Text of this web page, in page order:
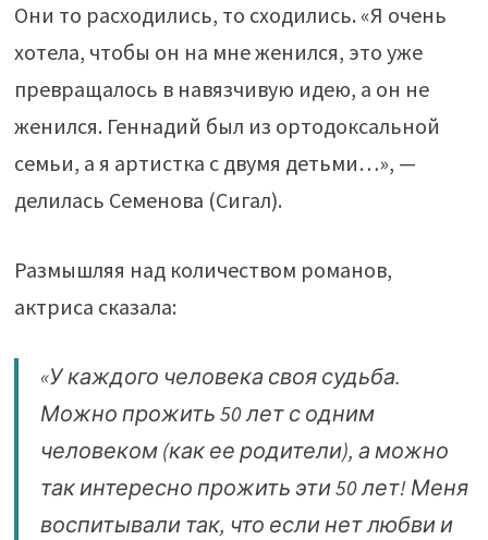
Они то расходились, то сходились. «Я очень
хотела, чтобы он на мне женился, это уже
превращалось в навязчивую идею, а он не
женился. Геннадий был из ортодоксальной
семьи, а я артистка с двумя детьми…», —
делилась Семенова (Сигал).
Размышляя над количеством романов,
актриса сказала:
«У каждого человека своя судьба.
Можно прожить 50 лет с одним
человеком (как ее родители), а можно
так интересно прожить эти 50 лет! Меня
воспитывали так, что если нет любви и